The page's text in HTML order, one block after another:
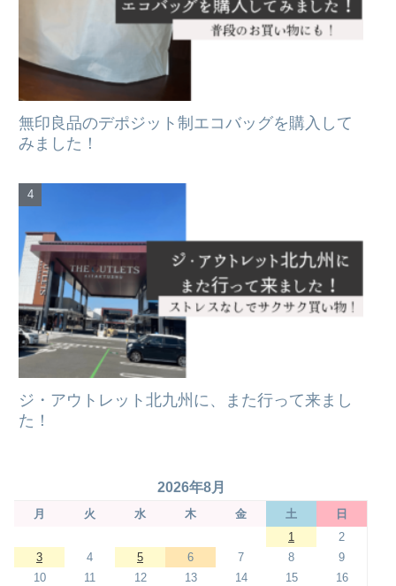
無印良品のデポジット制エコバッグを購入して
みました！
ジ・アウトレット北九州に、また行って来まし
た！
2026年8月
月 火 水 木 金 土
日
1
2
3
4 5 6 7 8
9
10
11 12 13 14 15
16